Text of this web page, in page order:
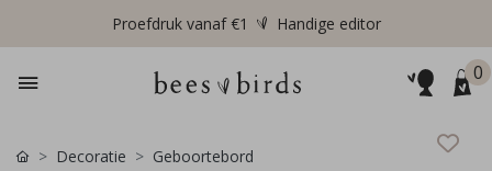
Proefdruk vanaf €1 Handige editor
0
Decoratie Geboortebord